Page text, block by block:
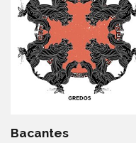
Bacantes